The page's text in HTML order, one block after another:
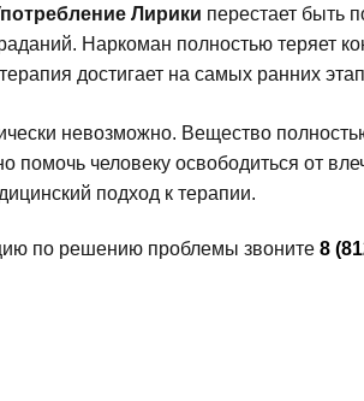
Лирики перестает быть
Наркоман полностью теряет
достигает на самых ранних
невозможно. Вещество
помочь человеку освободиться от
подход к терапии.
по решению проблемы звоните 8